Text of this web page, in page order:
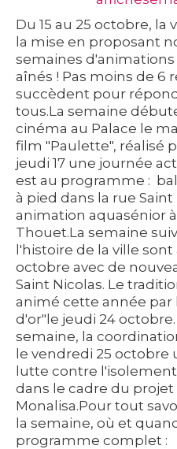
Du 15 au 25 octobre, la
la mise en proposant
semaines d'animations
aînés ! Pas moins de 6
succèdent pour
tous.La semaine
cinéma au Palace le
film "Paulette", réalisé
jeudi 17 une journée
est au programme :
à pied dans la rue
animation aquasénior
Thouet.La semaine
l'histoire de la ville
octobre avec de
Saint Nicolas. Le
animé cette année par
d'or"le jeudi 24
semaine, la
le vendredi 25 octobre
lutte contre
dans le cadre du
Monalisa.Pour tout
la semaine, où et
programme complet :